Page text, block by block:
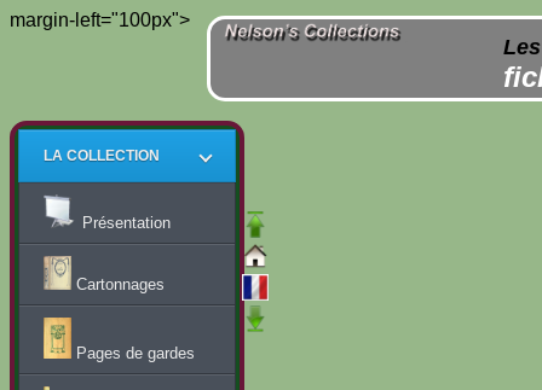
margin-left="100px">
LA COLLECTION
Présentation
Cartonnages
Pages de gardes